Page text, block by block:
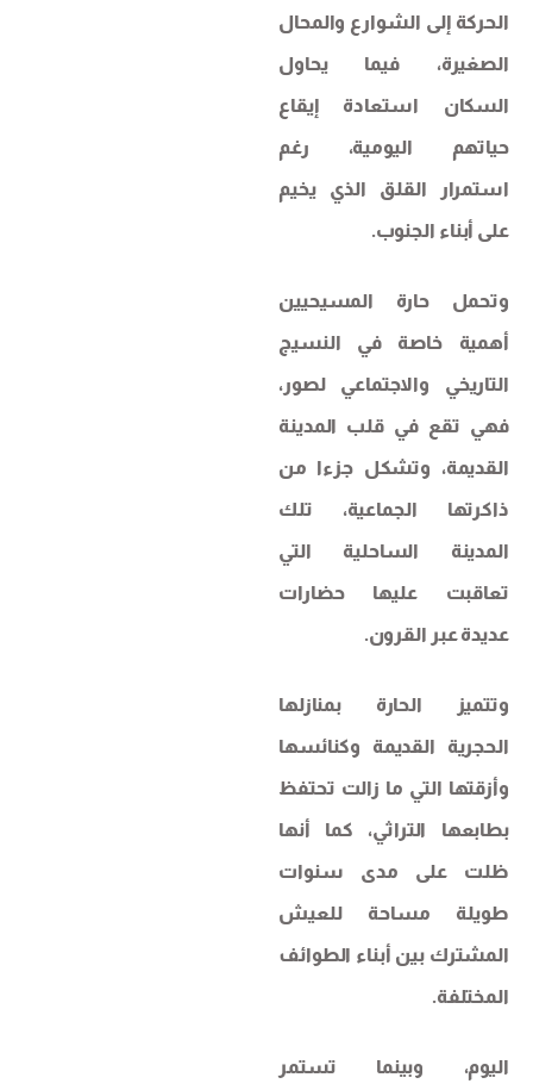
الحركة إلى الشوارع والمحال
الصغيرة، فيما يحاول
السكان استعادة إيقاع
حياتهم اليومية، رغم
استمرار القلق الذي يخيم
على أبناء الجنوب.
وتحمل حارة المسيحيين
أهمية خاصة في النسيج
التاريخي والاجتماعي لصور،
فهي تقع في قلب المدينة
القديمة، وتشكل جزءا من
ذاكرتها الجماعية، تلك
المدينة الساحلية التي
تعاقبت عليها حضارات
عديدة عبر القرون.
وتتميز الحارة بمنازلها
الحجرية القديمة وكنائسها
وأزقتها التي ما زالت تحتفظ
بطابعها التراثي، كما أنها
ظلت على مدى سنوات
طويلة مساحة للعيش
المشترك بين أبناء الطوائف
المختلفة.
اليوم، وبينما تستمر